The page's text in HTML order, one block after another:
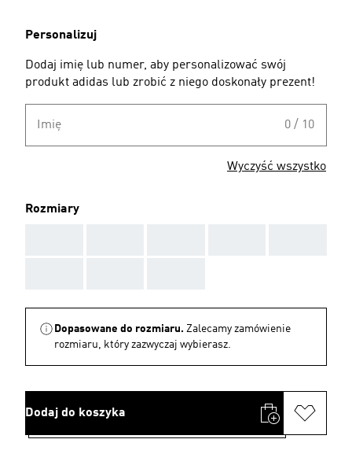
Personalizuj
Dodaj imię lub numer, aby personalizować swój
produkt adidas lub zrobić z niego doskonały prezent!
Imię 0 / 10
Wyczyść wszystko
Rozmiary
Dopasowane do rozmiaru. Zalecamy zamówienie
rozmiaru, który zazwyczaj wybierasz.
Dodaj do koszyka